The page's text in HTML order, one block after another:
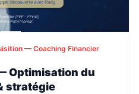
— Coaching Financier
Optimisation du
stratégie